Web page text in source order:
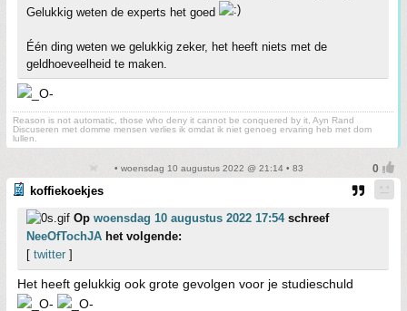
Gelukkig weten de experts het goed
Één ding weten we gelukkig zeker, het heeft niets met de
geldhoeveelheid te maken.
Reason is not automatic, those who deny it cannot be conquered by it, Ayn Rand
Discuseren met domme mensen verlies ik omdat ik niet genoeg ervaring heb met dom
lullen.
• woensdag 10 augustus 2022 @ 21:14 • 83
koffiekoekjes
Op woensdag 10 augustus 2022 17:54schreef
NeeOfTochJA het volgende:
[ twitter ]
Het heeft gelukkig ook grote gevolgen voor je studieschuld